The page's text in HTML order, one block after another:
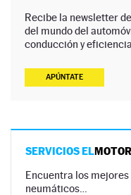
Recibe la newsletter
del mundo del
conducción y eficiencia.
APÚNTATE
SERVICIOS ELMOTOR
Encuentra los
neumáticos…